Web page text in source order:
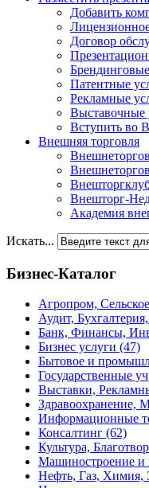
Добавить
Договор
Патентные
Рекламные
Выставочные
Вступить во
Внешняя торговля
Внешторг-
Академия
Искать...
Бизнес-Каталог
Агропром,
Аудит,
Банк, Финансы,
Бизнес услуги (47)
Бытовое и
Государственные
Выставки,
Здравоохранение,
Информационные
Консалтинг (62)
Культура,
Машиностроение и
Нефть, Газ, Химия,